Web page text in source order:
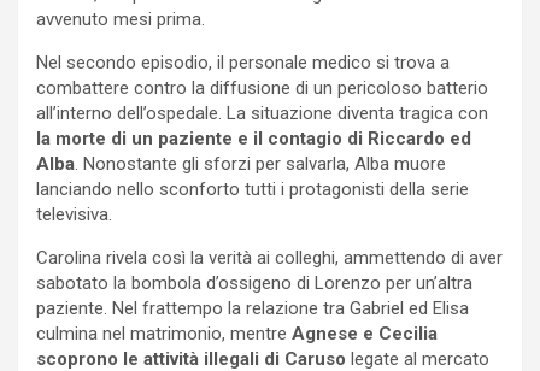
avvenuto mesi prima.
Nel secondo episodio, il personale medico si trova a
combattere contro la diffusione di un pericoloso batterio
all’interno dell’ospedale. La situazione diventa tragica con
la morte di un paziente e il contagio di Riccardo ed
Alba. Nonostante gli sforzi per salvarla, Alba muore
lanciando nello sconforto tutti i protagonisti della serie
televisiva.
Carolina rivela così la verità ai colleghi, ammettendo di aver
sabotato la bombola d’ossigeno di Lorenzo per un’altra
paziente. Nel frattempo la relazione tra Gabriel ed Elisa
culmina nel matrimonio, mentre Agnese e Cecilia
scoprono le attività illegali di Caruso legate al mercato